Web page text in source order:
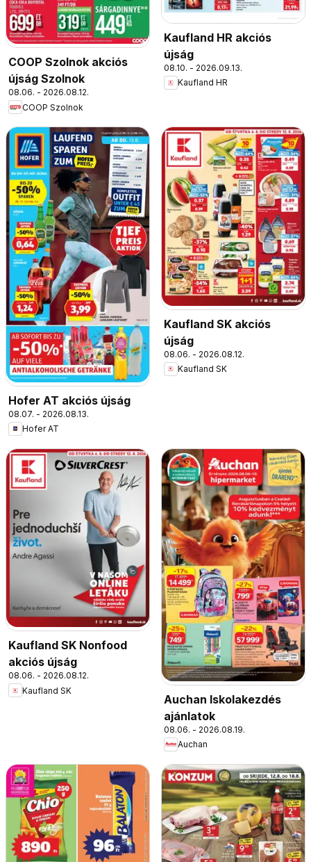
COOP Szolnok akciós
újság Szolnok
08.06. - 2026.08.12.
COOP Szolnok
Kaufland HR akciós
újság
08.10. - 2026.09.13.
Kaufland HR
Hofer AT akciós újság
08.07. - 2026.08.13.
Hofer AT
Kaufland SK akciós
újság
08.06. - 2026.08.12.
Kaufland SK
Kaufland SK Nonfood
akciós újság
08.06. - 2026.08.12.
Kaufland SK
Auchan Iskolakezdés
ajánlatok
08.06. - 2026.08.19.
Auchan